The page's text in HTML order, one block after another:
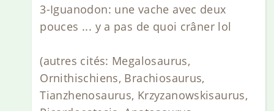
3-Iguanodon: une vache avec deux
pouces ... y a pas de quoi crâner lol
(autres cités: Megalosaurus,
Ornithischiens, Brachiosaurus,
Tianzhenosaurus, Krzyzanowskisaurus,